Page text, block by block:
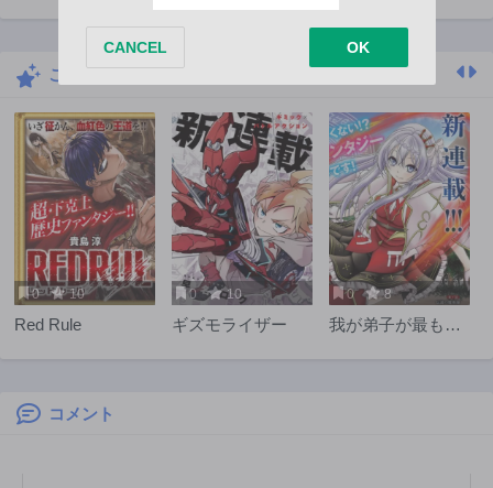
第138.5話
第210話
4ヶ月前
第209話
4ヶ月前
第208話
4ヶ月前
第207話
4ヶ月前
第206話
4ヶ月前
第205話
4ヶ月前
第204話
4ヶ月前
第203話
7ヶ月前
第200話
こちらもおすすめ
0 10
Red Rule
0 10
ギズモライザー
0 8
我が弟子が最も強
コメント